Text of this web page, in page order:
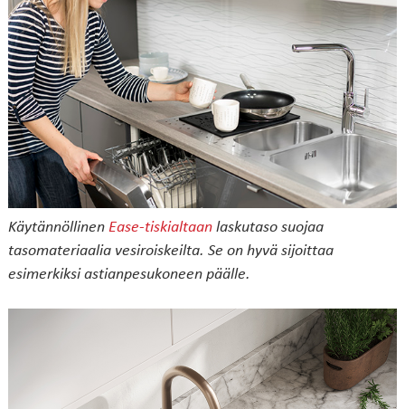
Käytännöllinen Ease-tiskialtaanlaskutaso suojaa
tasomateriaalia vesiroiskeilta. Se on hyvä sijoittaa
esimerkiksi astianpesukoneen päälle.